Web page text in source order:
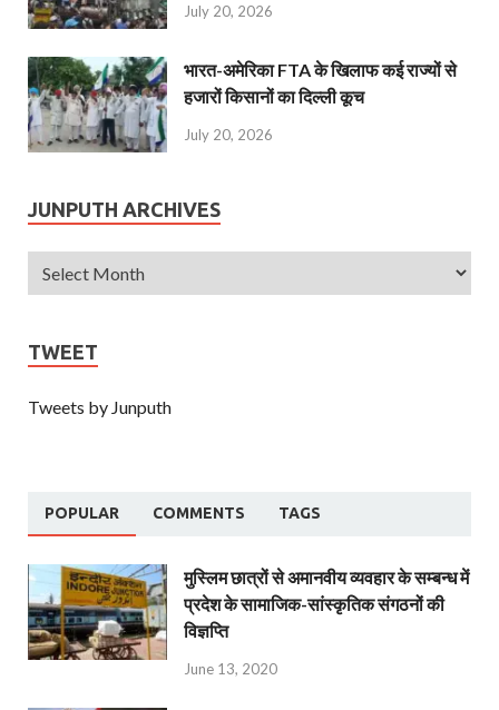
July 20, 2026
भारत-अमेरिका FTA के खिलाफ कई राज्यों से
हजारों किसानों का दिल्ली कूच
July 20, 2026
JUNPUTH ARCHIVES
TWEET
Tweets by Junputh
POPULAR COMMENTS TAGS
मुस्लिम छात्रों से अमानवीय व्यवहार के सम्बन्ध में
प्रदेश के सामाजिक-सांस्कृतिक संगठनों की
विज्ञप्ति
June 13, 2020